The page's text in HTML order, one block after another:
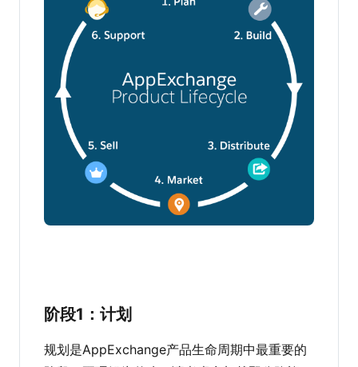
阶段1：计划
规划是AppExchange产品生命周期中最重要的